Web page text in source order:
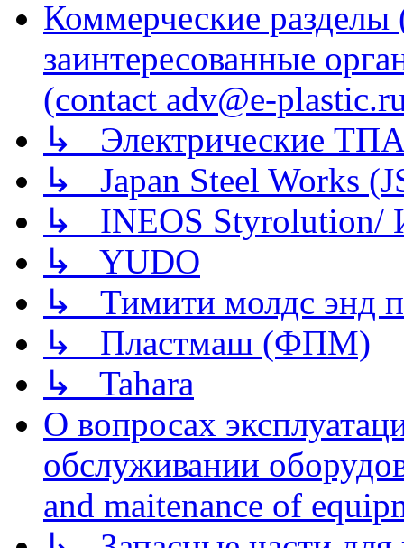
Коммерческие
заинтересованные
(contact adv@e-
↳ Электрические
↳ Japan Steel Works
↳ INEOS
↳ YUDO
↳ Тимити молдс энд
↳ Пластмаш (ФПМ)
↳ Tahara
О вопросах
обслуживании
and maitenance of